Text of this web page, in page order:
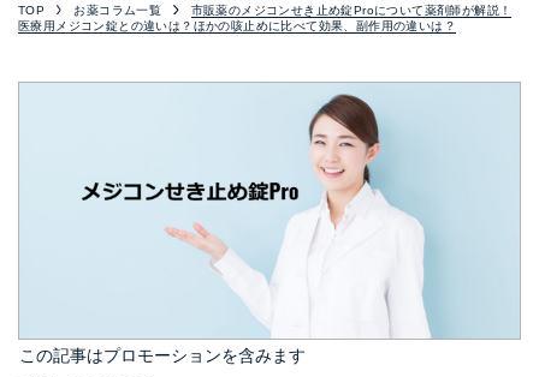
TOP お薬コラム一覧
市販薬のメジコンせき止め錠Proについて薬剤師が解説！
医療用メジコン錠との違いは？ほかの咳止めに比べて効果、副作用の違いは？
この記事はプロモーションを含みます